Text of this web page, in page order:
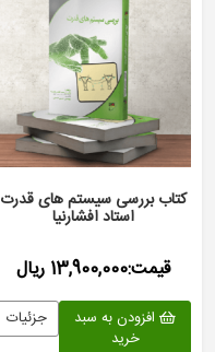
کتاب بررسی سیستم های قدرت
استاد افشارنیا
قیمت:13,900,000 ریال
افزودن به سبد
خرید
جزئیات